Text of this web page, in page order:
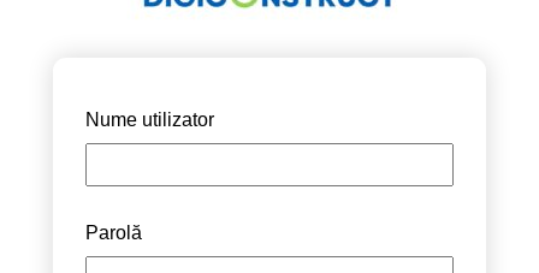
Nume utilizator
Parolă